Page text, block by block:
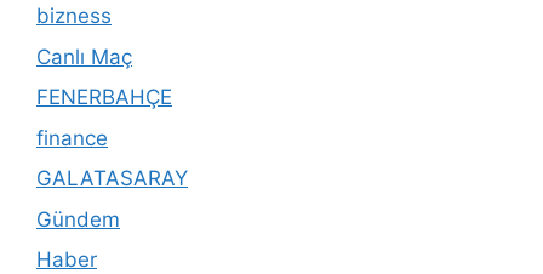
bizness
Canlı Maç
FENERBAHÇE
finance
GALATASARAY
Gündem
Haber